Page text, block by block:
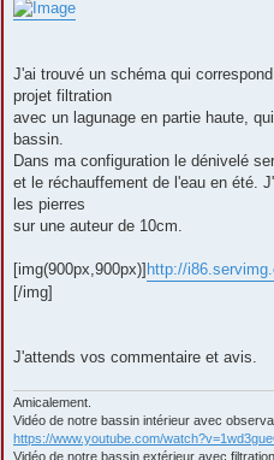
J'ai trouvé un schéma qui
projet filtration
avec un lagunage en partie haute,
bassin.
Dans ma configuration le dénivelé
et le réchauffement de l'eau en été.
les pierres
sur une auteur de 10cm.
[img(900px,900px)] http://
[/img]
J'attends vos commentaire et avis.
Amicalement.
Vidéo de notre bassin intérieur avec
https://www.youtube.com/
Vidéo de notre bassin extérieur avec